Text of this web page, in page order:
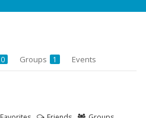
0 Groups 1 Events